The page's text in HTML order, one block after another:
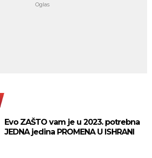
Evo ZAŠTO vam je u 2023. potrebna
JEDNA jedina PROMENA U ISHRANI